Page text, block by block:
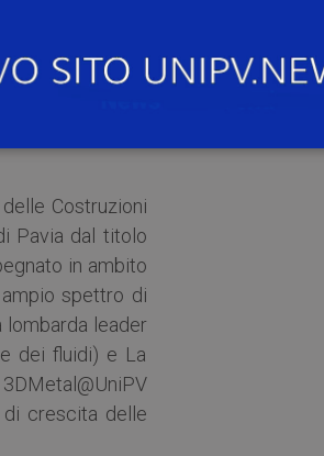
4.0.
su una specifica
top manager
crisi sanitaria e
Costruzioni
Pavia dal titolo
in ambito
spettro di
lombarda leader
dei fluidi) e La
di crescita delle